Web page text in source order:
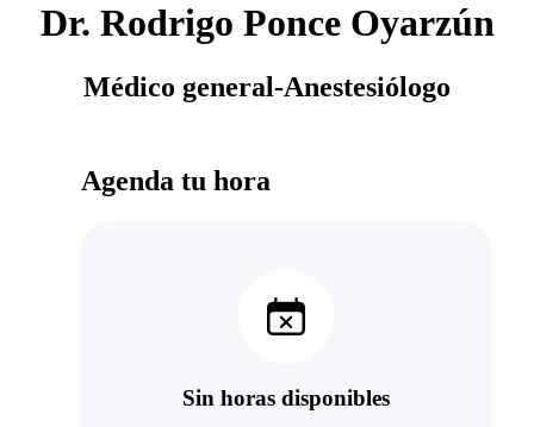
Dr. Rodrigo Ponce Oyarzún
Médico general-Anestesiólogo
Agenda tu hora
Sin horas disponibles